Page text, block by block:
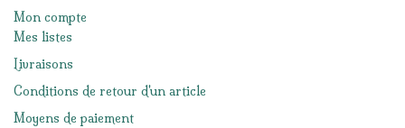
Mon compte
Mes listes
Livraisons
Conditions de retour d'un article
Moyens de paiement